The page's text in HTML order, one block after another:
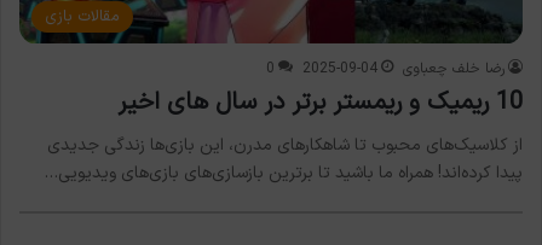
مقالات بازی
رضا خلف چعباوی 2025-09-04
0
10 ریمیک و ریمستر برتر در سال های اخیر
از کلاسیک‌های محبوب تا شاهکارهای مدرن، این بازی‌ها زندگی جدیدی
پیدا کرده‌اند! همراه ما باشید تا برترین بازسازی‌های بازی‌های ویدیویی…